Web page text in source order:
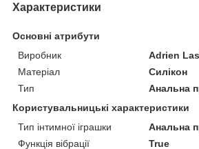
Характеристики
Основні атрибути
Виробник
Adrien
Матеріал
Силікон
Тип
Анальна
Користувальницькі характеристики
Тип інтимної іграшки
Анальна
Функція вібрації
True